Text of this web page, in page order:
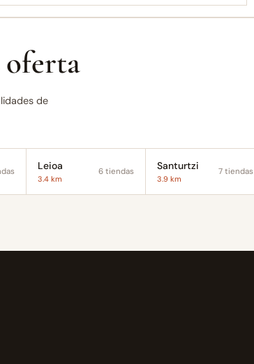
oferta
de
Leioa
3.4 km
6 tiendas Santurtzi
3.9 km
7 tiendas